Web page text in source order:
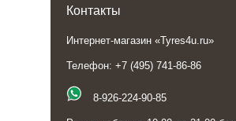
Контакты
Интернет-магазин «Tyres4u.ru»
Телефон: +7 (495) 741-86-86
8-926-224-90-85